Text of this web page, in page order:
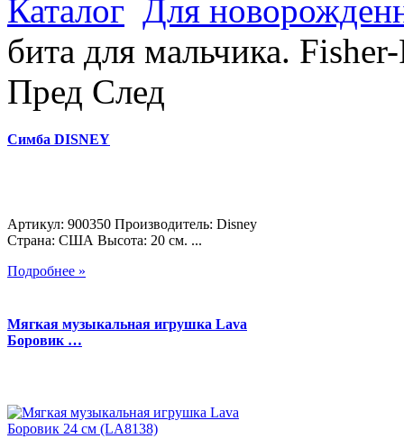
Каталог Для
бита для мальчика.
Пред След
Симба DISNEY
Артикул: 900350 Производитель: Disney
Страна: США Высота: 20 см. ...
Подробнее »
Мягкая музыкальная игрушка Lava
Боровик …